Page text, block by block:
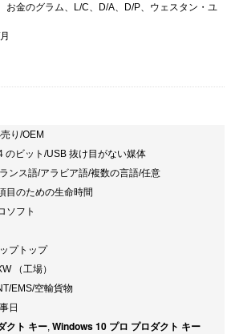
お金のグラム、L/C、D/A、D/P、ウェスタン・ユ
り/OEM
のビット/USB 抜け目がない媒体
ンス語/アラビア語/複数の言語/任意
目のための生命時間
ソフト
プトップ
（工場）
EMS/空輸貨物
日
クト キー, Windows 10 プロ プロダクト キー